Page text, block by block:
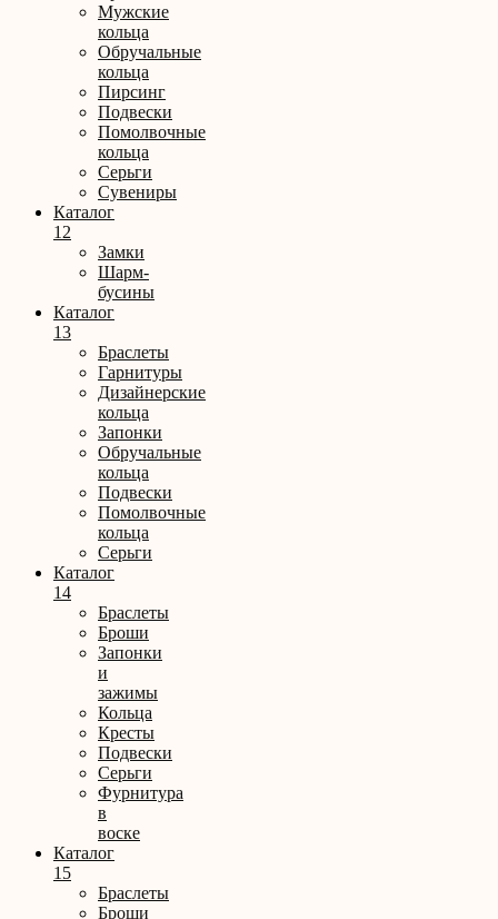
Мужские
кольца
Обручальные
кольца
Пирсинг
Подвески
Помолвочные
кольца
Серьги
Сувениры
Каталог
12
Замки
Шарм-
бусины
Каталог
13
Браслеты
Гарнитуры
Дизайнерские
кольца
Запонки
Обручальные
кольца
Подвески
Помолвочные
кольца
Серьги
Каталог
14
Браслеты
Броши
Запонки
и
зажимы
Кольца
Кресты
Подвески
Серьги
Фурнитура
в
воске
Каталог
15
Браслеты
Броши